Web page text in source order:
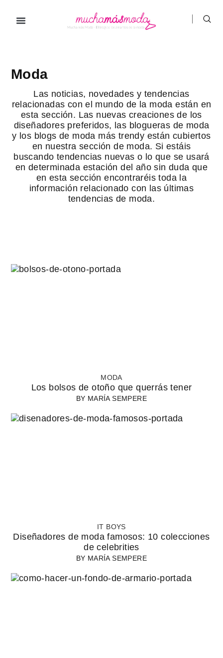
contenido
Moda
Las noticias, novedades y tendencias
relacionadas con el mundo de la moda están en
esta sección. Las nuevas creaciones de los
diseñadores preferidos, las blogueras de moda
y los blogs de moda más trendy están cubiertos
en nuestra sección de moda. Si estáis
buscando tendencias nuevas o lo que se usará
en determinada estación del año sin duda que
en esta sección encontraréis toda la
información relacionado con las últimas
tendencias de moda.
MODA
Los bolsos de otoño que querrás tener
BY MARÍA SEMPERE
IT BOYS
Diseñadores de moda famosos: 10 colecciones
de celebrities
BY MARÍA SEMPERE